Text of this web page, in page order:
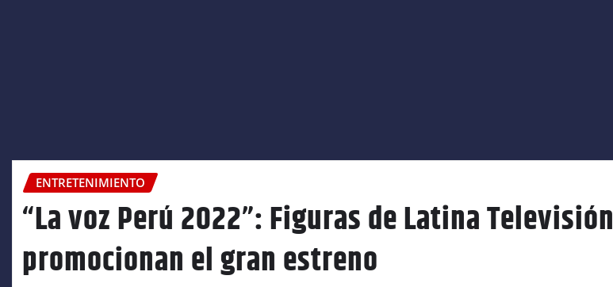
ENTRETENIMIENTO
“La voz Perú 2022”: Figuras de Latina Televisión
promocionan el gran estreno